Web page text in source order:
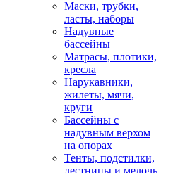
Маски, трубки,
ласты, наборы
Надувные
бассейны
Матрасы, плотики,
кресла
Нарукавники,
жилеты, мячи,
круги
Бассейны с
надувным верхом
на опорах
Тенты, подстилки,
лестницы и мелочь